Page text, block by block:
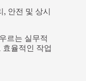
안전 및 상시
르는 실무적
율적인 작업